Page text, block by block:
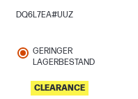
Touchscreen
DQ6L7EA#UUZ
GERINGER
LAGERBESTAND
CLEARANCE